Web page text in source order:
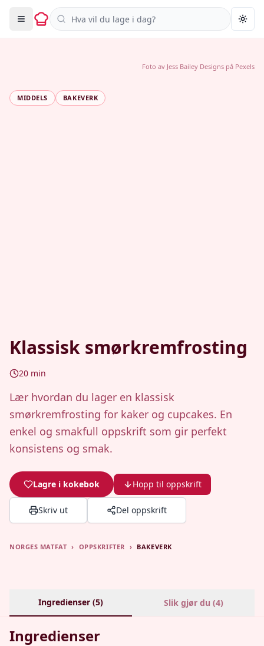
Søk i oppskrifter
MIDDELS BAKEVERK
Klassisk smørkremfrosting
20 min
Lær hvordan du lager en klassisk
smørkremfrosting for kaker og cupcakes. En
enkel og smakfull oppskrift som gir perfekt
konsistens og smak.
Lagre i kokebok Hopp til oppskrift
Skriv ut Del oppskrift
Foto av Jess Bailey Designs på Pexels
NORGES MATFAT › OPPSKRIFTER › BAKEVERK
Ingredienser (5) Slik gjør du (4)
Ingredienser